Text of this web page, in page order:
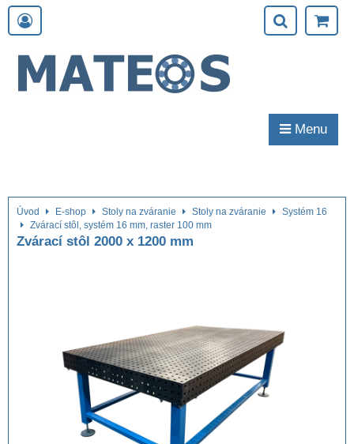
Menu
Úvod E-shop Stoly na zváranie Stoly na zváranie
Systém 16
Zvárací stôl, systém 16 mm, raster 100 mm
Zvárací stôl 2000 x 1200 mm